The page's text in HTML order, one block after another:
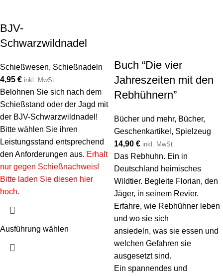
BJV-
Schwarzwildnadel
Schießwesen, Schießnadeln
4,95 € inkl. MwSt
Belohnen Sie sich nach dem
Schießstand oder der Jagd mit
der BJV-Schwarzwildnadel!
Bitte wählen Sie ihren
Leistungsstand entsprechend
den Anforderungen aus. Erhalt
nur gegen Schießnachweis!
Bitte laden Sie diesen hier
hoch.
Ausführung wählen
Buch “Die vier
Jahreszeiten mit den
Rebhühnern”
Bücher und mehr, Bücher,
Geschenkartikel , Spielzeug
14,90 € inkl. MwSt
Das Rebhuhn. Ein in
Deutschland heimisches
Wildtier. Begleite Florian, den
Jäger, in seinem Revier.
Erfahre, wie Rebhühner leben
und wo sie sich
ansiedeln, was sie essen und
welchen Gefahren sie
ausgesetzt sind.
Ein spannendes und